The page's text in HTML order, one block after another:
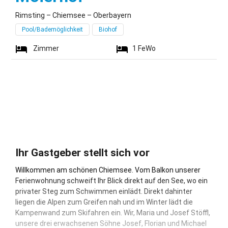
Rimsting – Chiemsee – Oberbayern
Pool/Bademöglichkeit Biohof
Zimmer 1 FeWo
Ihr Gastgeber stellt sich vor
Willkommen am schönen Chiemsee. Vom Balkon unserer
Ferienwohnung schweift Ihr Blick direkt auf den See, wo ein
privater Steg zum Schwimmen einlädt. Direkt dahinter
liegen die Alpen zum Greifen nah und im Winter lädt die
Kampenwand zum Skifahren ein. Wir, Maria und Josef Stöffl,
unsere drei erwachsenen Söhne Josef, Florian und Michael